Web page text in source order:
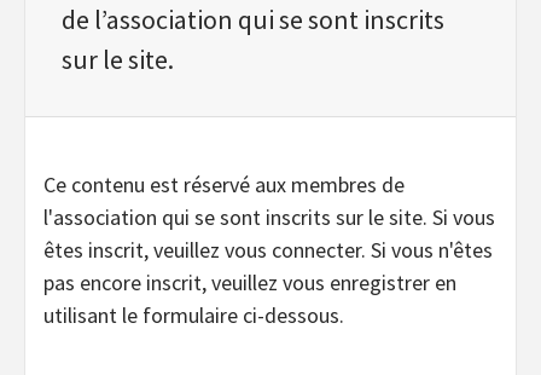
de l’association qui se sont inscrits
sur le site.
Ce contenu est réservé aux membres de
l'association qui se sont inscrits sur le site. Si vous
êtes inscrit, veuillez vous connecter. Si vous n'êtes
pas encore inscrit, veuillez vous enregistrer en
utilisant le formulaire ci-dessous.